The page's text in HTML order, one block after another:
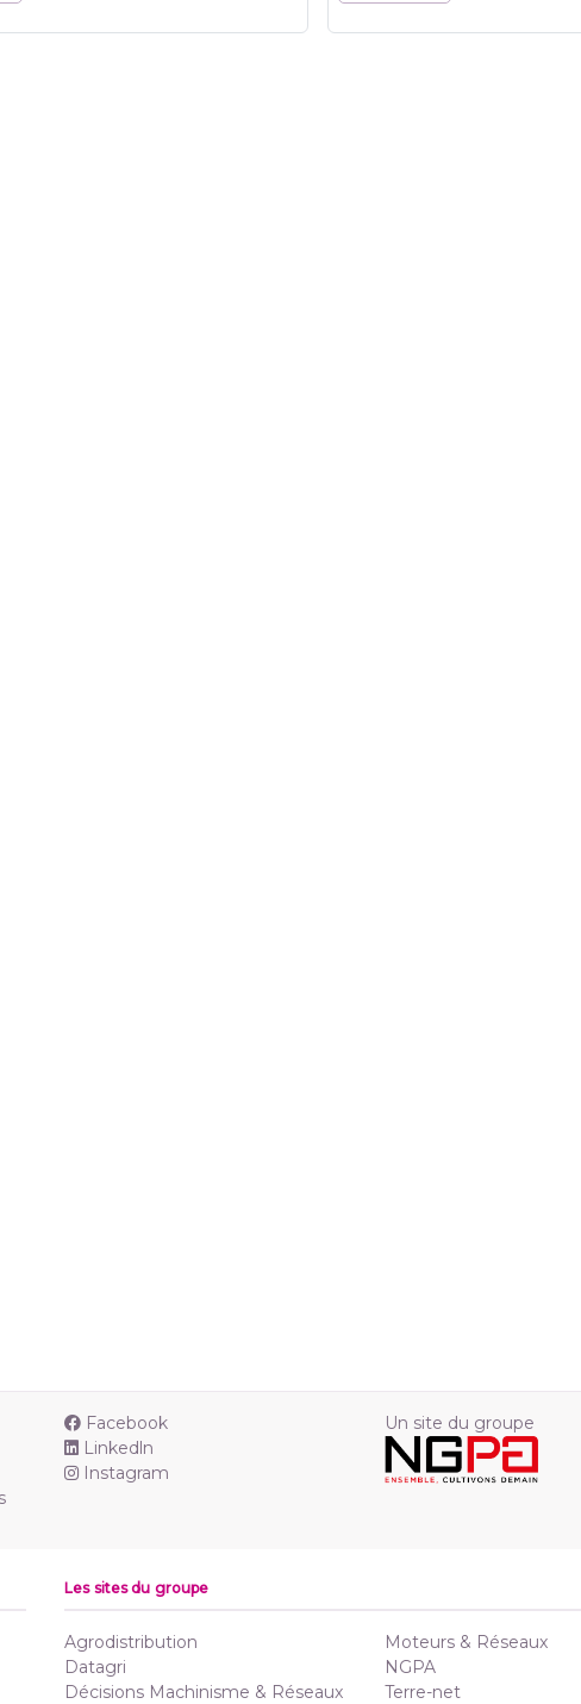
Facebook
Linkedln
Instagram
Un site du groupe
Les sites du groupe
Agrodistribution
Datagri
Décisions Machinisme & Réseaux
Moteurs & Réseaux
NGPA
Terre-net